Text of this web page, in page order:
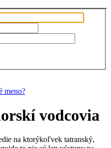
meno?
vodcovia
na ktorýkoľvek tatranský,